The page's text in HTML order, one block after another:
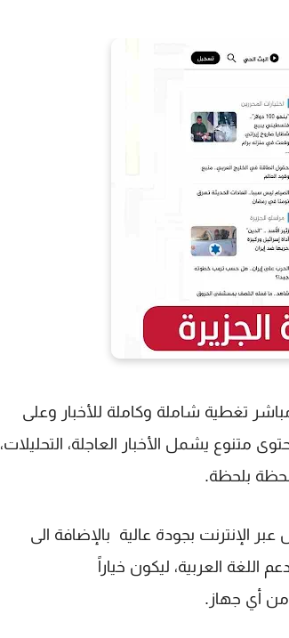
تغطية شاملة وكاملة للأخبار وعلى
متنوع يشمل الأخبار العاجلة، التحليلات،
لحظة بلحظة.
الإنترنت بجودة عالية بالإضافة الى
العربية، ليكون خياراً
أي جهاز.